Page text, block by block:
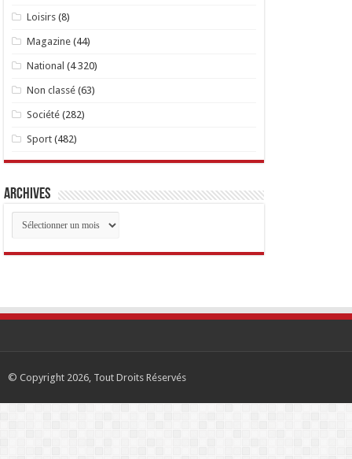
Loisirs (8)
Magazine (44)
National (4 320)
Non classé (63)
Société (282)
Sport (482)
Archives
Archives
© Copyright 2026, Tout Droits Réservés